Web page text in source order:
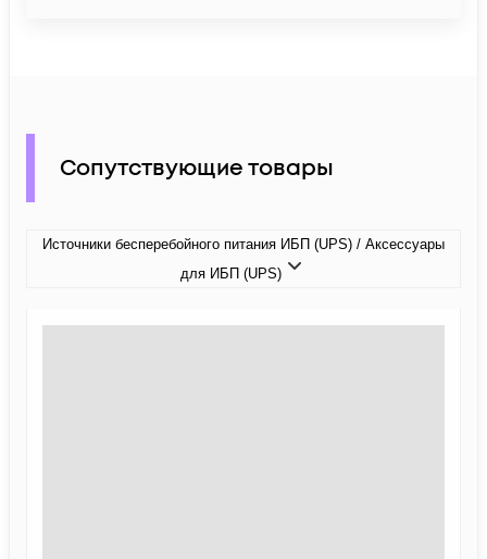
Сопутствующие товары
Источники бесперебойного питания ИБП (UPS) / Аксессуары
для ИБП (UPS)